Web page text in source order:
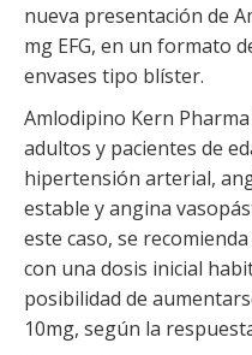
nueva presentación de
mg EFG, en un formato
envases tipo blíster.
Amlodipino Kern
adultos y pacientes de
hipertensión arterial,
estable y angina
este caso, se
con una dosis inicial
posibilidad de
10mg, según la